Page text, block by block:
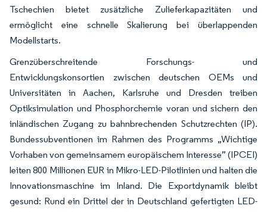
Tschechien bietet zusätzliche Zulieferkapazitäten und
ermöglicht eine schnelle Skalierung bei überlappenden
Modellstarts.
Grenzüberschreitende Forschungs- und
Entwicklungskonsortien zwischen deutschen OEMs und
Universitäten in Aachen, Karlsruhe und Dresden treiben
Optiksimulation und Phosphorchemie voran und sichern den
inländischen Zugang zu bahnbrechenden Schutzrechten (IP).
Bundessubventionen im Rahmen des Programms „Wichtige
Vorhaben von gemeinsamem europäischem Interesse” (IPCEI)
leiten 800 Millionen EUR in Mikro-LED-Pilotlinien und halten die
Innovationsmaschine im Inland. Die Exportdynamik bleibt
gesund: Rund ein Drittel der in Deutschland gefertigten LED-